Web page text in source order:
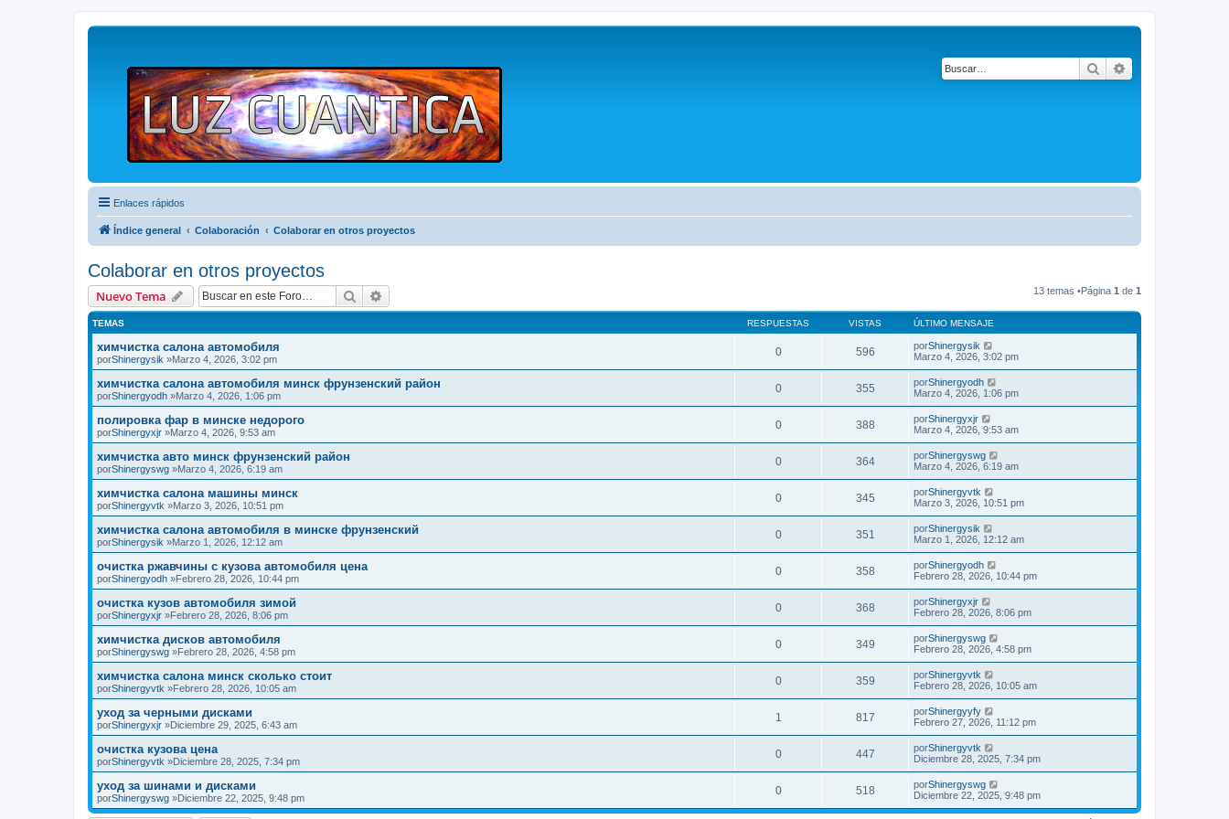
Buscar
Enlaces rápidos
Índice general Colaboración Colaborar en otros proyectos
Colaborar en otros proyectos
Nuevo Tema Buscar 13 temas •Página 1 de 1
TEMAS RESPUESTAS VISTAS ÚLTIMO MENSAJE
химчистка салона автомобиля
porShinergysik »Marzo 4, 2026, 3:02 pm
0 596 porShinergysik
Marzo 4, 2026, 3:02 pm
химчистка салона автомобиля минск фрунзенский район
porShinergyodh »Marzo 4, 2026, 1:06 pm
0 355 porShinergyodh
Marzo 4, 2026, 1:06 pm
полировка фар в минске недорого
porShinergyxjr »Marzo 4, 2026, 9:53 am
0 388 porShinergyxjr
Marzo 4, 2026, 9:53 am
химчистка авто минск фрунзенский район
porShinergyswg »Marzo 4, 2026, 6:19 am
0 364 porShinergyswg
Marzo 4, 2026, 6:19 am
химчистка салона машины минск
porShinergyvtk »Marzo 3, 2026, 10:51 pm
0 345 porShinergyvtk
Marzo 3, 2026, 10:51 pm
химчистка салона автомобиля в минске фрунзенский
porShinergysik »Marzo 1, 2026, 12:12 am
0 351 porShinergysik
Marzo 1, 2026, 12:12 am
очистка ржавчины с кузова автомобиля цена
porShinergyodh »Febrero 28, 2026, 10:44 pm
0 358 porShinergyodh
Febrero 28, 2026, 10:44 pm
очистка кузов автомобиля зимой
porShinergyxjr »Febrero 28, 2026, 8:06 pm
0 368 porShinergyxjr
Febrero 28, 2026, 8:06 pm
химчистка дисков автомобиля
porShinergyswg »Febrero 28, 2026, 4:58 pm
0 349 porShinergyswg
Febrero 28, 2026, 4:58 pm
химчистка салона минск сколько стоит
porShinergyvtk »Febrero 28, 2026, 10:05 am
0 359 porShinergyvtk
Febrero 28, 2026, 10:05 am
уход за черными дисками
porShinergyxjr »Diciembre 29, 2025, 6:43 am
1 817 porShinergyyfy
Febrero 27, 2026, 11:12 pm
очистка кузова цена
porShinergyvtk »Diciembre 28, 2025, 7:34 pm
0 447 porShinergyvtk
Diciembre 28, 2025, 7:34 pm
уход за шинами и дисками
porShinergyswg »Diciembre 22, 2025, 9:48 pm
0 518 porShinergyswg
Diciembre 22, 2025, 9:48 pm